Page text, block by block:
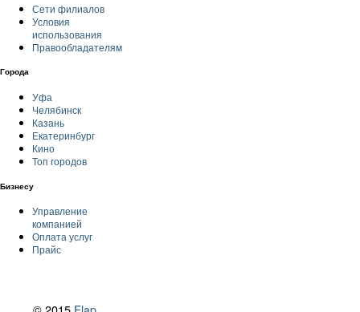
Сети филиалов
Условия
использования
Правообладателям
Города
Уфа
Челябинск
Казань
Екатеринбург
Кино
Топ городов
Бизнесу
Управление
компанией
Оплата услуг
Прайс